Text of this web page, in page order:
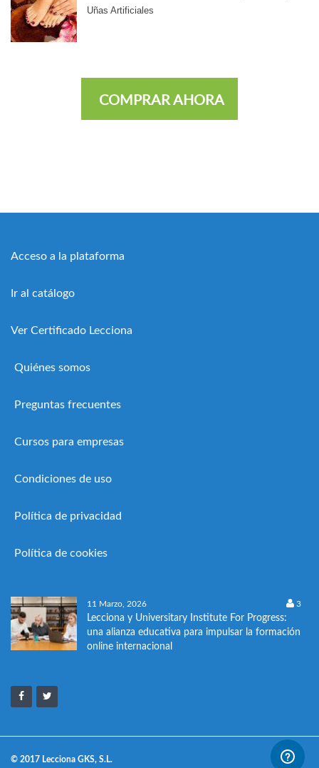
Uñas Artificiales
COMPRAR AHORA
Acceso a la plataforma
Ir al catálogo
Ver Certificado Lecciona
Quiénes somos
Preguntas frecuentes
Cursos para empresas
Condiciones de uso
Política de privacidad
Política de cookies
11 Marzo, 2026 3
Lecciona y Universitary Institute For Progress:
una alianza educativa para impulsar la formación
online internacional
© 2017 Lecciona GKS, S.L.